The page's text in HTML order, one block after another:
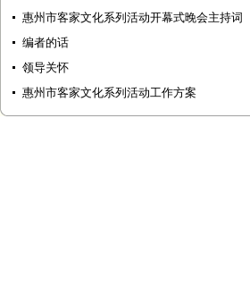
惠州市客家文化系列活动开幕式晚会主持词
编者的话
领导关怀
惠州市客家文化系列活动工作方案